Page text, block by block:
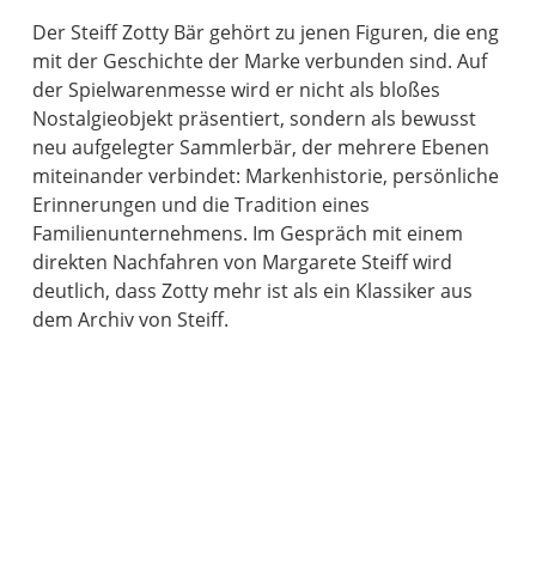
Der Steiff Zotty Bär gehört zu jenen Figuren, die eng
mit der Geschichte der Marke verbunden sind. Auf
der Spielwarenmesse wird er nicht als bloßes
Nostalgieobjekt präsentiert, sondern als bewusst
neu aufgelegter Sammlerbär, der mehrere Ebenen
miteinander verbindet: Markenhistorie, persönliche
Erinnerungen und die Tradition eines
Familienunternehmens. Im Gespräch mit einem
direkten Nachfahren von Margarete Steiff wird
deutlich, dass Zotty mehr ist als ein Klassiker aus
dem Archiv von Steiff.